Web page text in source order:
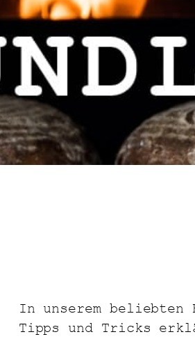
In unserem
Tipps und Tricks